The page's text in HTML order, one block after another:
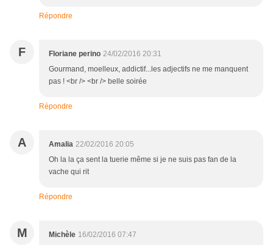
Répondre
F Floriane perino 24/02/2016 20:31
Gourmand, moelleux, addictif...les adjectifs ne me manquent
pas ! <br /> <br /> belle soirée
Répondre
A Amalia 22/02/2016 20:05
Oh la la ça sent la tuerie même si je ne suis pas fan de la
vache qui rit
Répondre
M Michèle 16/02/2016 07:47